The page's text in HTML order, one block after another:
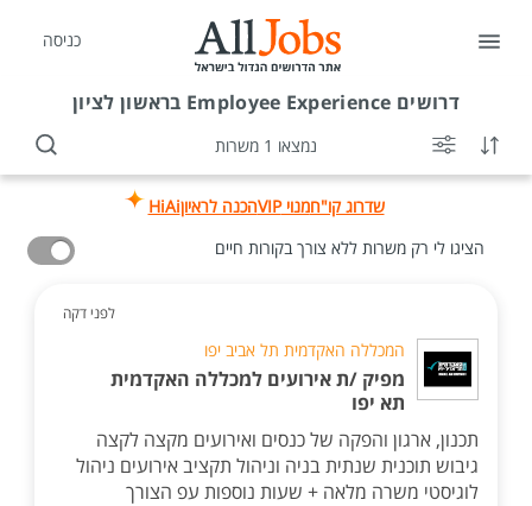
כניסה
דרושים Employee Experience בראשון לציון
נמצאו 1 משרות
שדרוג קו"חמנוי VIP הכנה לראיוןHiAi
הציגו לי רק משרות ללא צורך בקורות חיים
לפני דקה
המכללה האקדמית תל אביב יפו
מפיק /ת אירועים למכללה האקדמית
תא יפו
תכנון, ארגון והפקה של כנסים ואירועים מקצה לקצה
גיבוש תוכנית שנתית בניה וניהול תקציב אירועים ניהול
לוגיסטי משרה מלאה + שעות נוספות עפ הצורך